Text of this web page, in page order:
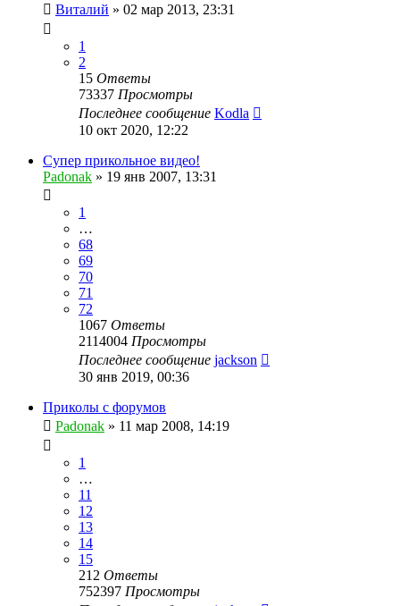
Виталий » 02 мар 2013, 23:31
1
2
15 Ответы
73337 Просмотры
Последнее сообщение Kodla
10 окт 2020, 12:22
Супер прикольное видео!
Padonak » 19 янв 2007, 13:31
1
…
68
69
70
71
72
1067 Ответы
2114004 Просмотры
Последнее сообщение jackson
30 янв 2019, 00:36
Приколы с форумов
Padonak » 11 мар 2008, 14:19
1
…
11
12
13
14
15
212 Ответы
752397 Просмотры